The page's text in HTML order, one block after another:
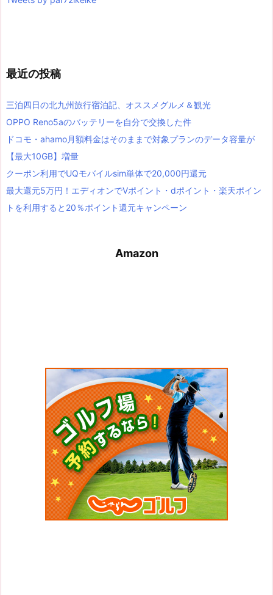
最近の投稿
三泊四日の北九州旅行宿泊記、オススメグルメ＆観光
OPPO Reno5aのバッテリーを自分で交換した件
ドコモ・ahamo月額料金はそのままで対象プランのデータ容量が
【最大10GB】増量
クーポン利用でUQモバイルsim単体で20,000円還元
最大還元5万円！エディオンでVポイント・dポイント・楽天ポイン
トを利用すると20％ポイント還元キャンペーン
Amazon